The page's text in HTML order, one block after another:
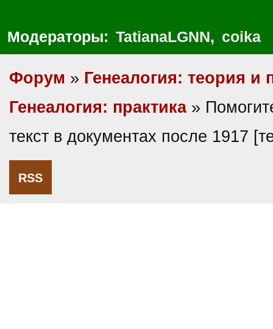
Модераторы: TatianaLGNN, coika
Форум » Генеалогия: теория и
Генеалогия: практика»
текст в документах после 1917
RSS